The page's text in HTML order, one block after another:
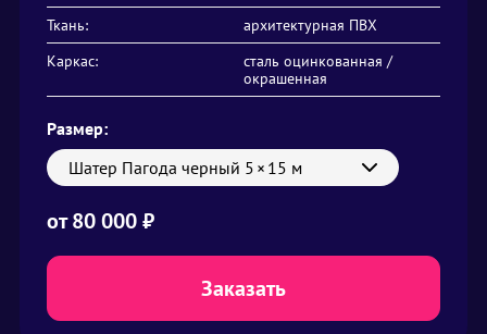
Ткань:
архитектурная ПВХ
Каркас:
сталь оцинкованная /
окрашенная
Размер:
Шатер Пагода черный 5 × 15 м
от80 000 ₽
Заказать